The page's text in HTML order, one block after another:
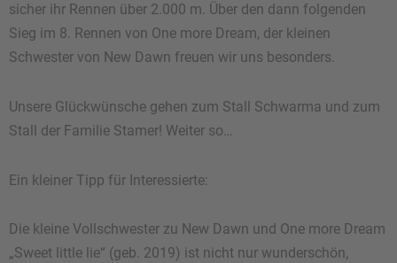
sicher ihr Rennen über 2.000 m. Über den dann folgenden
Sieg im 8. Rennen von One more Dream, der kleinen
Schwester von New Dawn freuen wir uns besonders.
Unsere Glückwünsche gehen zum Stall Schwarma und zum
Stall der Familie Stamer! Weiter so…
Ein kleiner Tipp für Interessierte:
Die kleine Vollschwester zu New Dawn und One more Dream
„Sweet little lie“ (geb. 2019) ist nicht nur wunderschön,